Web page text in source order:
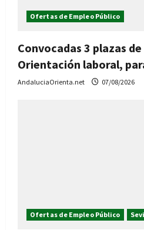
Ofertas de Empleo Público
Convocadas 3 plazas
Orientación laboral,
AndaluciaOrienta.net 07/08/2026
Ofertas de Empleo Público